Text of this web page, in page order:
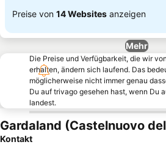
Preise von 14 Websites anzeigen
Mehr
Die Preise und Verfügbarkeit, die wir
erhalten, ändern sich laufend. Das
möglicherweise nicht immer genau
Du auf trivago gesehen hast, wenn Du
landest.
Gardaland (Castelnuovo
Kontakt